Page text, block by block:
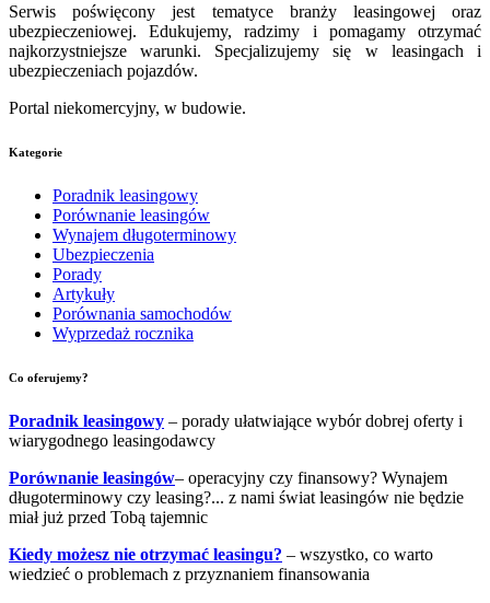
Serwis poświęcony jest tematyce branży leasingowej oraz
ubezpieczeniowej. Edukujemy, radzimy i pomagamy otrzymać
najkorzystniejsze warunki. Specjalizujemy się w leasingach i
ubezpieczeniach pojazdów.
Portal niekomercyjny, w budowie.
Kategorie
Poradnik leasingowy
Porównanie leasingów
Wynajem długoterminowy
Ubezpieczenia
Porady
Artykuły
Porównania samochodów
Wyprzedaż rocznika
Co oferujemy?
Poradnik leasingowy – porady ułatwiające wybór dobrej oferty i
wiarygodnego leasingodawcy
Porównanie leasingów– operacyjny czy finansowy? Wynajem
długoterminowy czy leasing?... z nami świat leasingów nie będzie
miał już przed Tobą tajemnic
Kiedy możesz nie otrzymać leasingu? – wszystko, co warto
wiedzieć o problemach z przyznaniem finansowania